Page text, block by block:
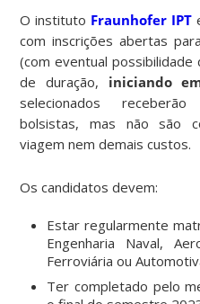
O instituto Fraunhofer IPT
com inscrições abertas
(com eventual possibilidade
de duração, iniciando
selecionados
bolsistas, mas não são
viagem nem demais custos.
Os candidatos devem:
Estar regularmente
Engenharia Naval,
Ferroviária ou
Ter completado pelo